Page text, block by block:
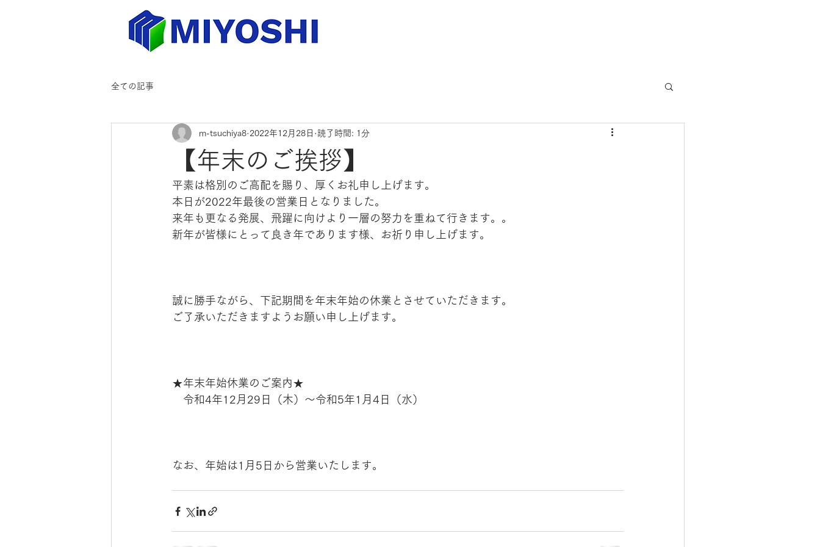
全ての記事
【年末のご挨拶】
m-tsuchiya8 2022年12月28日 読了時間: 1分
平素は格別のご高配を賜り、厚くお礼申し上げます。
本日が2022年最後の営業日となりました。
来年も更なる発展、飛躍に向けより一層の努力を重ねて行きます。。
新年が皆様にとって良き年であります様、お祈り申し上げます。
誠に勝手ながら、下記期間を年末年始の休業とさせていただきます。
ご了承いただきますようお願い申し上げます。
★年末年始休業のご案内★
令和4年12月29日（木）〜令和5年1月4日（水）
なお、年始は1月5日から営業いたします。